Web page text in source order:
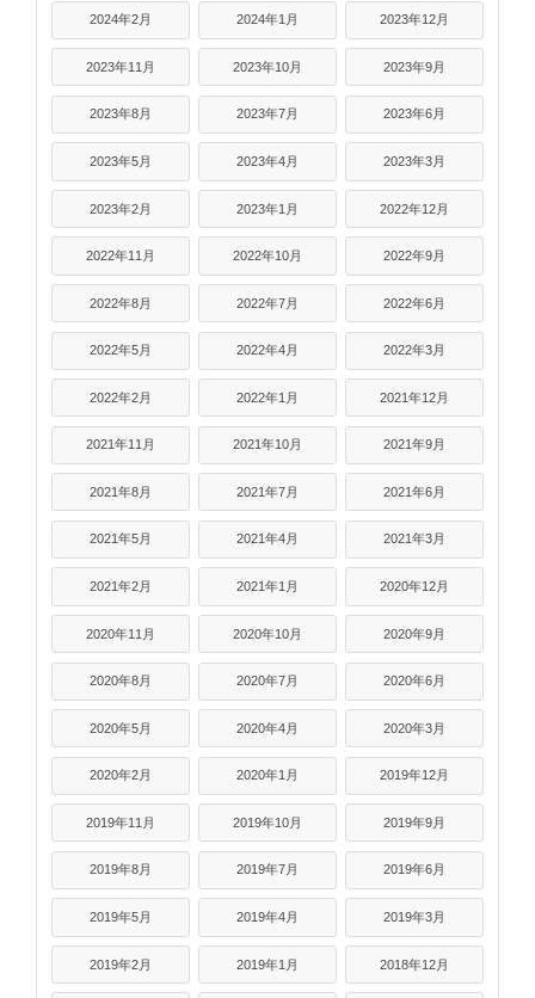
2024年2月 2024年1月 2023年12月
2023年11月 2023年10月 2023年9月
2023年8月 2023年7月 2023年6月
2023年5月 2023年4月 2023年3月
2023年2月 2023年1月 2022年12月
2022年11月 2022年10月 2022年9月
2022年8月 2022年7月 2022年6月
2022年5月 2022年4月 2022年3月
2022年2月 2022年1月 2021年12月
2021年11月 2021年10月 2021年9月
2021年8月 2021年7月 2021年6月
2021年5月 2021年4月 2021年3月
2021年2月 2021年1月 2020年12月
2020年11月 2020年10月 2020年9月
2020年8月 2020年7月 2020年6月
2020年5月 2020年4月 2020年3月
2020年2月 2020年1月 2019年12月
2019年11月 2019年10月 2019年9月
2019年8月 2019年7月 2019年6月
2019年5月 2019年4月 2019年3月
2019年2月 2019年1月 2018年12月